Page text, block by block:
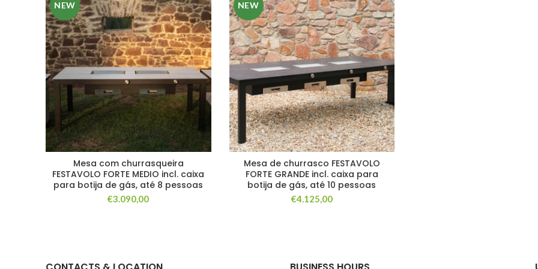
NEW
Mesa com churrasqueira
FESTAVOLO FORTE MEDIO incl. caixa
para botija de gás, até 8 pessoas
€3.090,00
NEW
Mesa de churrasco FESTAVOLO
FORTE GRANDE incl. caixa para
botija de gás, até 10 pessoas
€4.125,00